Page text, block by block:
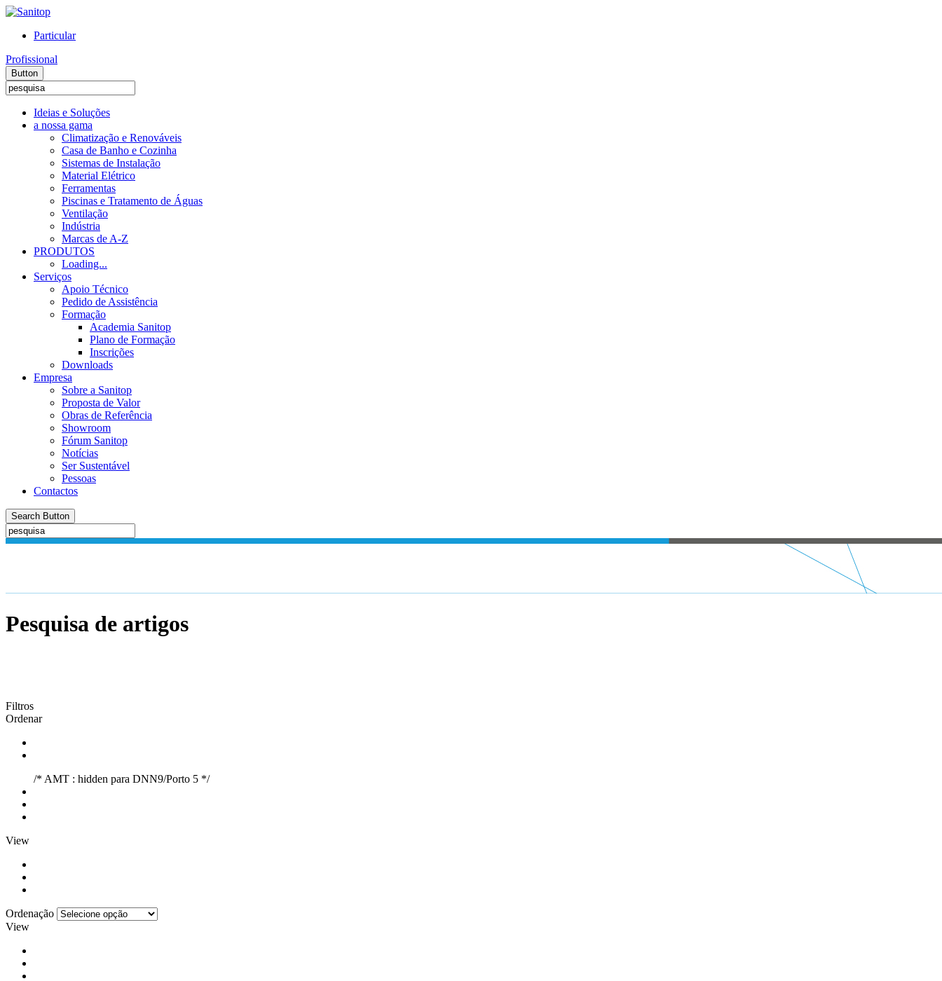
Particular
Profissional
Button
Ideias e Soluções
a nossa gama
Climatização e Renováveis
Casa de Banho e Cozinha
Sistemas de Instalação
Material Elétrico
Ferramentas
Piscinas e Tratamento de Águas
Ventilação
Indústria
Marcas de A-Z
PRODUTOS
Loading...
Serviços
Apoio Técnico
Pedido de Assistência
Formação
Academia Sanitop
Plano de Formação
Inscrições
Downloads
Empresa
Sobre a Sanitop
Proposta de Valor
Obras de Referência
Showroom
Fórum Sanitop
Notícias
Ser Sustentável
Pessoas
Contactos
Search Button
Pesquisa de artigos
Filtros
Ordenar
/* AMT : hidden para DNN9/Porto 5 */
View
Ordenação
View